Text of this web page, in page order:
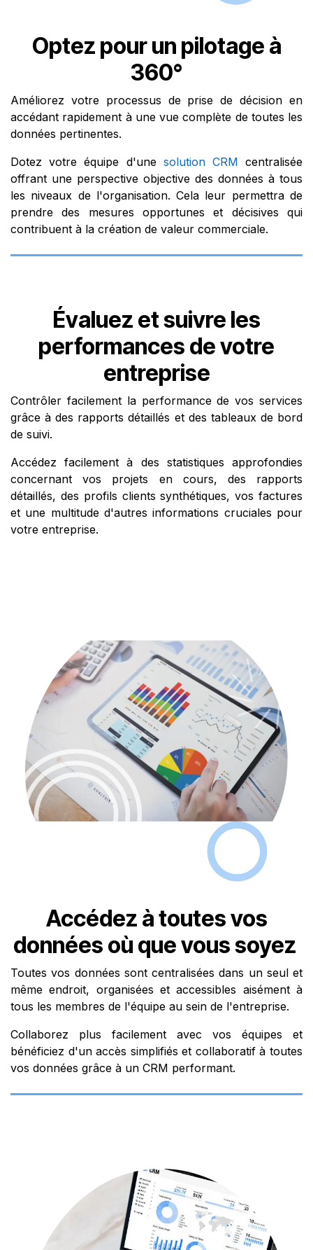
Optez pour un pilotage à
360°
Améliorez votre processus de prise de décision en
accédant rapidement à une vue complète de toutes les
données pertinentes.
Dotez votre équipe d'une solution CRM centralisée
offrant une perspective objective des données à tous
les niveaux de l'organisation. Cela leur permettra de
prendre des mesures opportunes et décisives qui
contribuent à la création de valeur commerciale.
Évaluez etsuivre les
performances de votre
entreprise
Contrôler facilement la performance de vos services
grâce àdes rapports détaillés et des tableaux de bord
de suivi.
Accédez facilement à des statistiques approfondies
concernant vos projets en cours, des rapports
détaillés, des profils clients synthétiques, vos factures
et une multitude d'autres informations cruciales pour
votre entreprise.
Accédez à toutesvos
données où que vous soyez
Toutes vos données sont centralisées dans un seul et
même endroit, organisées et accessibles aisément à
tous les membres de l'équipe au sein de l'entreprise.
Collaborez plus facilement avec vos équipes et
bénéficiez d'un accès simplifiés et collaboratif à toutes
vos données grâce à un CRM performant.